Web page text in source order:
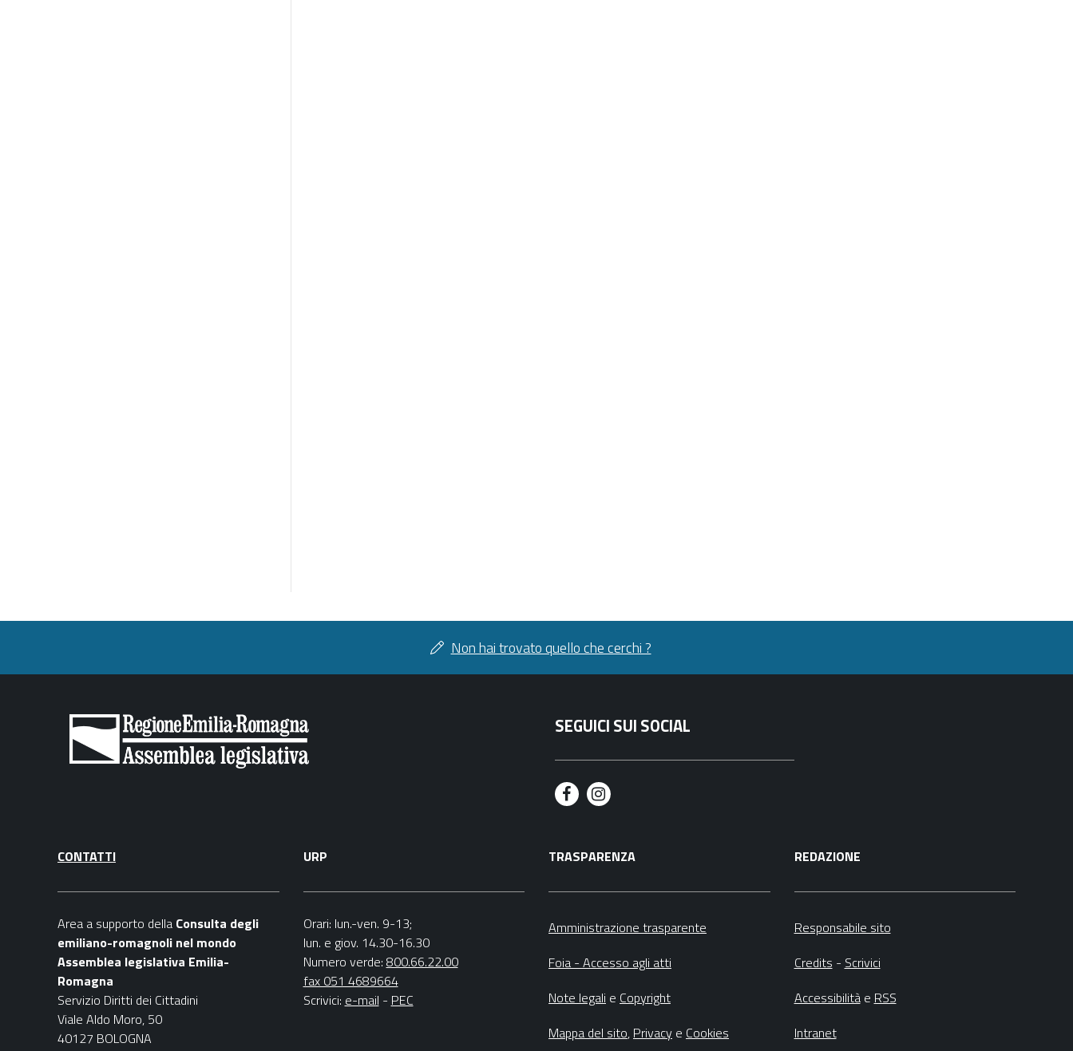
Non hai trovato quello che cerchi ?
SEGUICI SUI SOCIAL
F
c
e
o
k
I
s
t
r
a
m
CONTATTI
Area a supporto della Consulta degli
emiliano-romagnoli nel mondo
Assemblea legislativa Emilia-
Romagna
Servizio Diritti dei Cittadini
Viale Aldo Moro, 50
40127 BOLOGNA
URP
Orari: lun.-ven. 9-13;
lun. e giov. 14.30-16.30
Numero verde: 800.66.22.00
fax 051 4689664
Scrivici: e-mail - PEC
TRASPARENZA
Amministrazione trasparente
Foia - Accesso agli atti
Note legali e Copyright
Mappa del sito, Privacy e Cookies
REDAZIONE
Responsabile sito
Credits - Scrivici
Accessibilitàe RSS
Intranet